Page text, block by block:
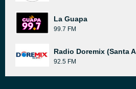
La Guapa
99.7 FM
Radio Doremix (Santa
92.5 FM